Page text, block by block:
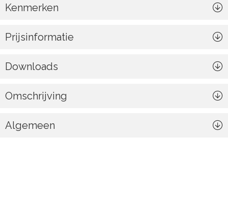
Kenmerken
Prijsinformatie
Downloads
Omschrijving
Algemeen